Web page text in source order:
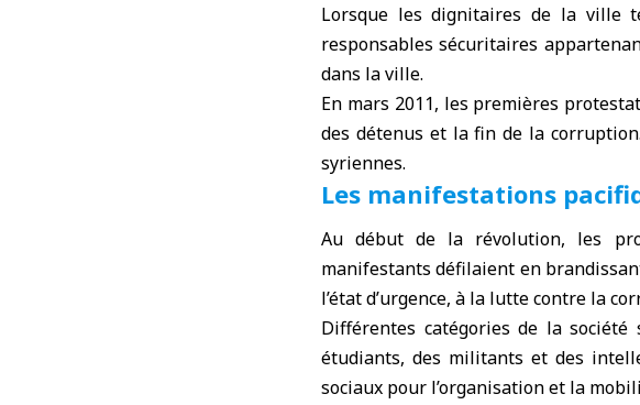
Lorsque les dignitaires de la ville
responsables sécuritaires
dans la ville.
En mars 2011, les premières
des détenus et la fin de la
syriennes.
Les manifestations
Au début de la révolution, les
manifestants défilaient en
l’état d’urgence, à la lutte contre la
Différentes catégories de la
étudiants, des militants et des
sociaux pour l’organisation et la